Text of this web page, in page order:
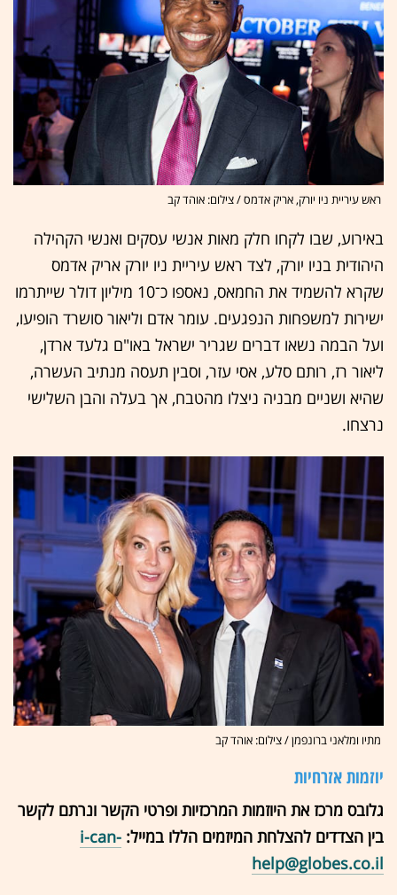
ראש עיריית ניו יורק, אריק אדמס / צילום: אוהד קב
באירוע, שבו לקחו חלק מאות אנשי עסקים ואנשי הקהילה
היהודית בניו יורק, לצד ראש עיריית ניו יורק אריק אדמס
שקרא להשמיד את החמאס, נאספו כ־10 מיליון דולר שייתרמו
ישירות למשפחות הנפגעים. עומר אדם וליאור סושרד הופיעו,
ועל הבמה נשאו דברים שגריר ישראל באו"ם גלעד ארדן,
ליאור רז, רותם סלע, אסי עזר, וסבין תעסה מנתיב העשרה,
שהיא ושניים מבניה ניצלו מהטבח, אך בעלה והבן השלישי
נרצחו.
מתיו ומלאני ברונפמן / צילום: אוהד קב
יוזמות אזרחיות
גלובס מרכז את היוזמות המרכזיות ופרטי הקשר ונרתם לקשר
בין הצדדים להצלחת המיזמים הללו במייל: i-can-
help@globes.co.il